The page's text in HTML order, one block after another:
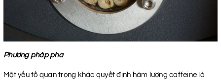
Phương pháp pha
Một yếu tố quan trọng khác quyết định hàm lượng caffeine là